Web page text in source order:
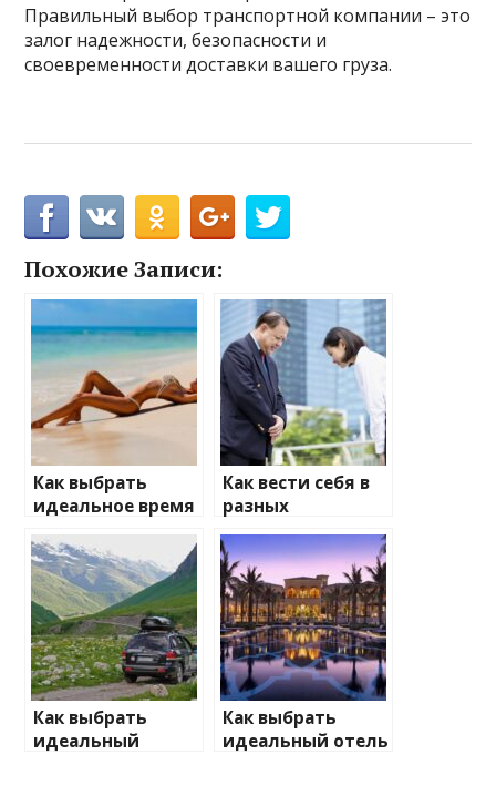
Правильный выбор транспортной компании – это
залог надежности, безопасности и
своевременности доставки вашего груза.
Похожие Записи:
Как выбрать
идеальное время
для поездки
Как вести себя в
разных
культурах:
советы для
туристов
Как выбрать
идеальный
Как выбрать
идеальный отель